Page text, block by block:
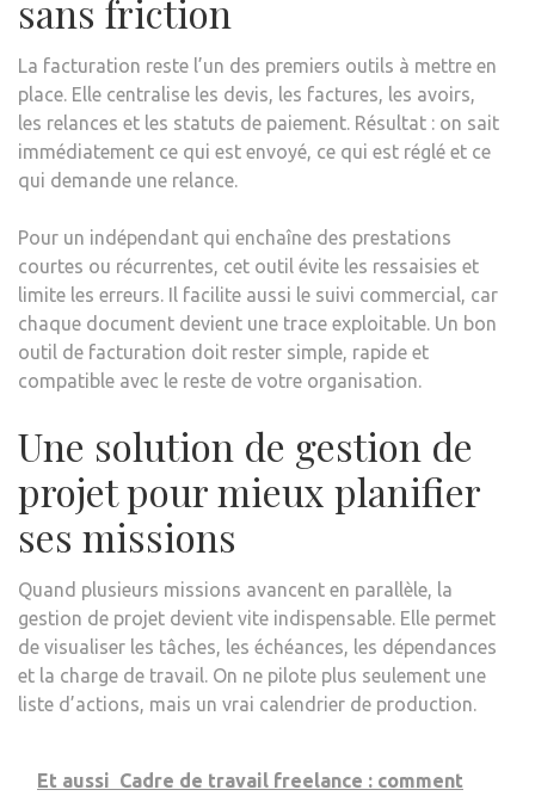
sans friction
La facturation reste l’un des premiers outils à mettre en
place. Elle centralise les devis, les factures, les avoirs,
les relances et les statuts de paiement. Résultat : on sait
immédiatement ce qui est envoyé, ce qui est réglé et ce
qui demande une relance.
Pour un indépendant qui enchaîne des prestations
courtes ou récurrentes, cet outil évite les ressaisies et
limite les erreurs. Il facilite aussi le suivi commercial, car
chaque document devient une trace exploitable. Un bon
outil de facturation doit rester simple, rapide et
compatible avec le reste de votre organisation.
Une solution de gestion de
projet pour mieux planifier
ses missions
Quand plusieurs missions avancent en parallèle, la
gestion de projet devient vite indispensable. Elle permet
de visualiser les tâches, les échéances, les dépendances
et la charge de travail. On ne pilote plus seulement une
liste d’actions, mais un vrai calendrier de production.
Et aussi Cadre de travail freelance : comment